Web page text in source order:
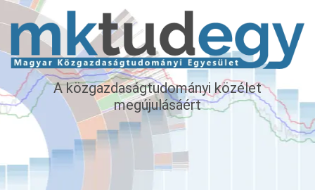
A közgazdaságtudományi közélet
megújulásáért